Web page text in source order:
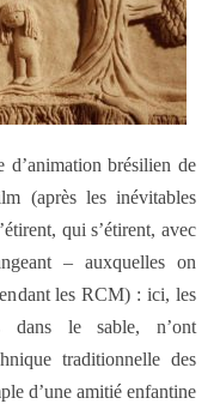
brésilien de
(après les inévitables
qui s’étirent, avec
– auxquelles on
les RCM) : ici, les
dans le sable, n’ont
traditionnelle des
d’une amitié enfantine